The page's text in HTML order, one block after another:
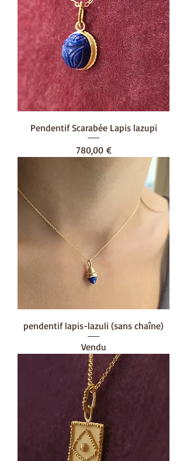
Pendentif Scarabée Lapis lazupi
Prix
780,00 €
pendentif lapis-lazuli (sans chaîne)
Vendu